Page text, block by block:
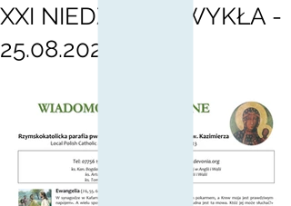
XXI NIEDZIELA ZWYKŁA -
25.08.2024